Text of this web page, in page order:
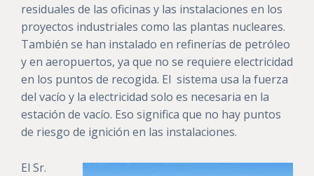
residuales de las oficinas y las instalaciones en los
proyectos industriales como las plantas nucleares.
También se han instalado en refinerías de petróleo
y en aeropuertos, ya que no se requiere electricidad
en los puntos de recogida. El sistema usa la fuerza
del vacío y la electricidad solo es necesaria en la
estación de vacío. Eso significa que no hay puntos
de riesgo de ignición en las instalaciones.
El Sr.